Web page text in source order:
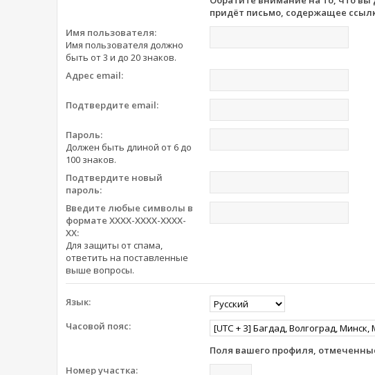
придёт письмо, содержащее
Имя пользователя:
Имя пользователя должно
быть от 3 и до 20 знаков.
Адрес email:
Подтвердите email:
Пароль:
Должен быть длиной от 6 до
100 знаков.
Подтвердите новый
пароль:
Введите любые символы в
формате XXXX-XXXX-XXXX-
XX:
Для защиты от спама,
ответить на поставленные
выше вопросы.
Язык:
Часовой пояс:
Поля вашего профиля,
Номер участка: